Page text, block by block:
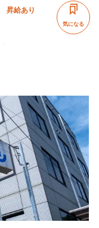
昇給あり
土日休み
気になる